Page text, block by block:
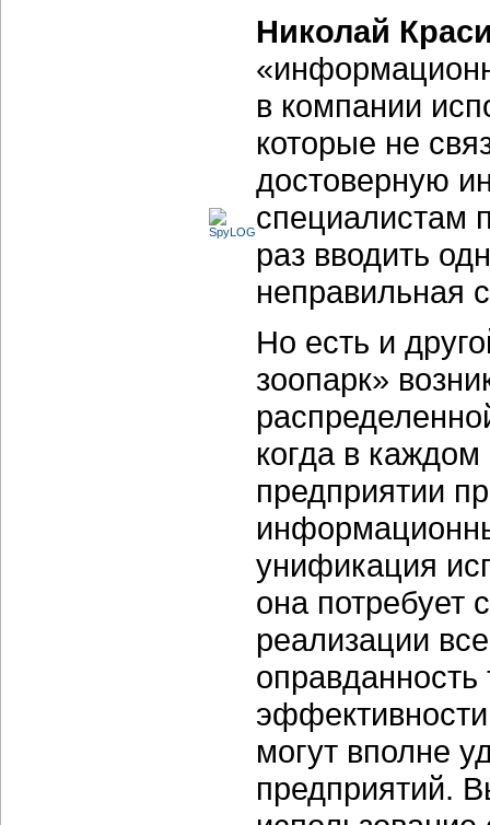
Николай
в компании
которые не
достоверную
специалистам
раз вводить
неправильная
Но есть и
зоопарк»
когда в
предприятии
унификация
она потребует
реализации
оправданность
могут вполне
предприятий.